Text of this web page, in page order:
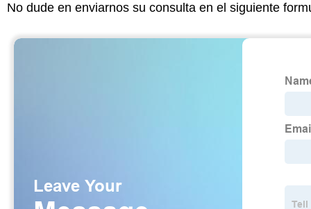
No dude en enviarnos su consulta en el siguiente